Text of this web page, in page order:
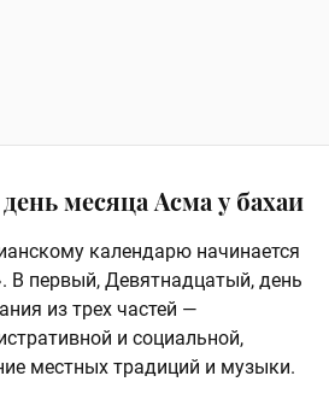
месяца Асма у бахаи
календарю начинается
В первый, Девятнадцатый, день
из трех частей —
и социальной,
местных традиций и музыки.